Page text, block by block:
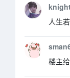
人生
楼主